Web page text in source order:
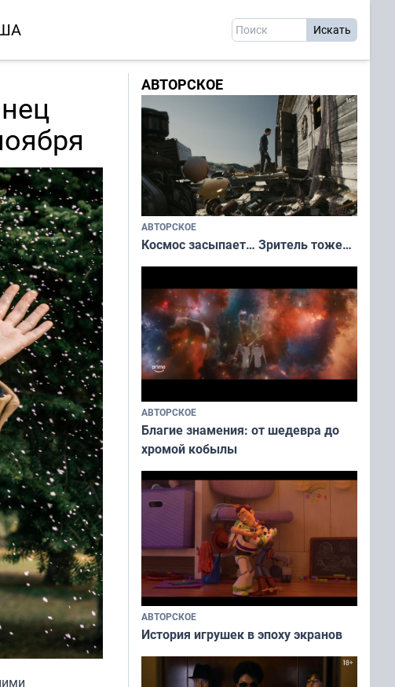
АВТОРСКОЕ
АВТОРСКОЕ
Космос засыпает… Зритель тоже…
АВТОРСКОЕ
Благие знамения: от шедевра до
хромой кобылы
АВТОРСКОЕ
История игрушек в эпоху экранов